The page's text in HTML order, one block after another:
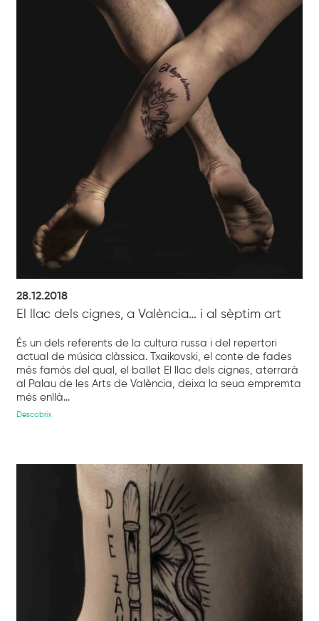
28.12.2018
El llac dels cignes, a València… i al sèptim art
És un dels referents de la cultura russa i del repertori
actual de música clàssica. Txaikovski, el conte de fades
més famós del qual, el ballet El llac dels cignes, aterrarà
al Palau de les Arts de València, deixa la seua empremta
més enllà...
Descobrix